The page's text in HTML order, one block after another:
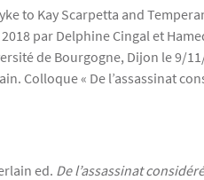
to Kay Scarpetta and
par Delphine Cingal et
de Bourgogne, Dijon le 9/
Colloque « De l’assassinat
ed. De l’assassinat